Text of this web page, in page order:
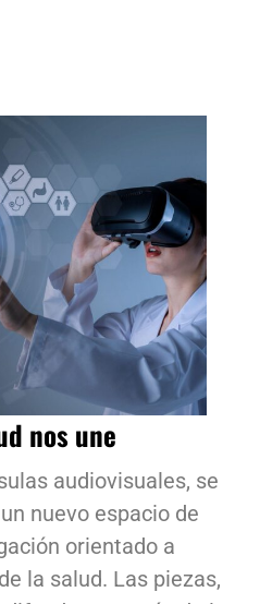
nos une
audiovisuales, se
nuevo espacio de
orientado a
la salud. Las piezas,